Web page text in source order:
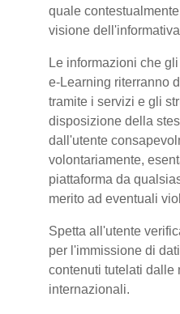
quale
visione
Le informazioni che
e-Learning riterranno
tramite i servizi e gli
disposizione della
dall'utente
volontariamente,
piattaforma da
merito ad eventuali
Spetta all'utente
per l'immissione di
contenuti tutelati dalle
internazionali.